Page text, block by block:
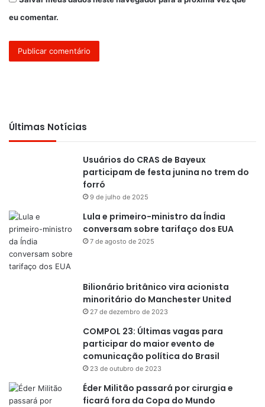
eu comentar.
Últimas Notícias
Usuários do CRAS de Bayeux
participam de festa junina no trem do
forró
9 de julho de 2025
Lula e primeiro-ministro da Índia
conversam sobre tarifaço dos EUA
7 de agosto de 2025
Bilionário britânico vira acionista
minoritário do Manchester United
27 de dezembro de 2023
COMPOL 23: Últimas vagas para
participar do maior evento de
comunicação política do Brasil
23 de outubro de 2023
Éder Militão passará por cirurgia e
ficará fora da Copa do Mundo